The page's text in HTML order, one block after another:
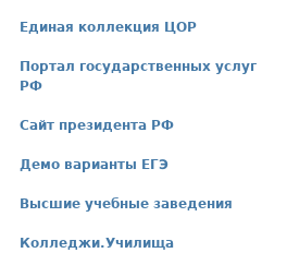
Единая коллекция ЦОР
Портал государственных услуг
РФ
Сайт президента РФ
Демо варианты ЕГЭ
Высшие учебные заведения
Колледжи.Училища